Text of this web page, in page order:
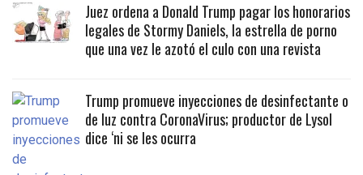
Juez ordena a Donald Trump pagar los honorarios
legales de Stormy Daniels, la estrella de porno
que una vez le azotó el culo con una revista
Trump promueve inyecciones de desinfectante o
de luz contra CoronaVirus; productor de Lysol
dice ‘ni se les ocurra